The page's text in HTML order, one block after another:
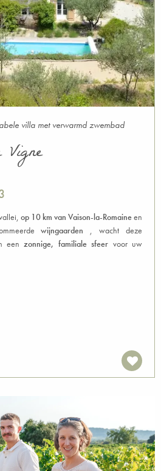
villa met verwarmd zwembad
op 10 km van Vaison-la-Romaineen
wijngaarden , wacht deze
eenzonnige, familiale sfeer voor uw